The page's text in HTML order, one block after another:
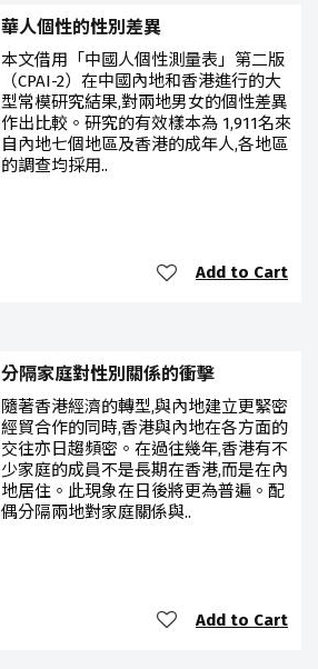
華人個性的性別差異
本文借用「中國人個性測量表」第二版
（CPAI-2）在中國內地和香港進行的大
型常模研究結果,對兩地男女的個性差異
作出比較。研究的有效樣本為 1,911名來
自內地七個地區及香港的成年人,各地區
的調查均採用..
Add to Cart
分隔家庭對性別關係的衝擊
隨著香港經濟的轉型,與內地建立更緊密
經貿合作的同時,香港與內地在各方面的
交往亦日趨頻密。在過往幾年,香港有不
少家庭的成員不是長期在香港,而是在內
地居住。此現象在日後將更為普遍。配
偶分隔兩地對家庭關係與..
Add to Cart